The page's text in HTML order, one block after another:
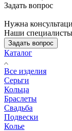
Задать вопрос
Нужна
Наши
Задать вопрос
Каталог
Все изделия
Серьги
Кольца
Браслеты
Свадьба
Подвески
Колье